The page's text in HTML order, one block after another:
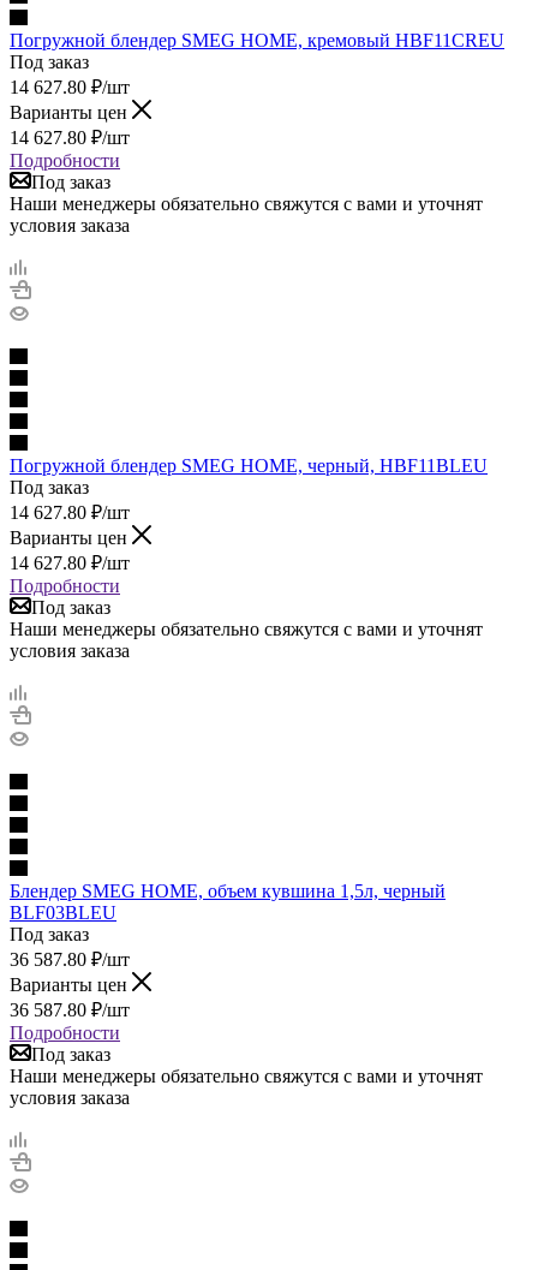
Погружной блендер SMEG HOME, кремовый HBF11CREU
Под заказ
14 627.80 ₽/шт
Варианты цен
14 627.80 ₽/шт
Подробности
Под заказ
Наши менеджеры обязательно свяжутся с вами и уточнят
условия заказа
Погружной блендер SMEG HOME, черный, HBF11BLEU
Под заказ
14 627.80 ₽/шт
Варианты цен
14 627.80 ₽/шт
Подробности
Под заказ
Наши менеджеры обязательно свяжутся с вами и уточнят
условия заказа
Блендер SMEG HOME, объем кувшина 1,5л, черный
BLF03BLEU
Под заказ
36 587.80 ₽/шт
Варианты цен
36 587.80 ₽/шт
Подробности
Под заказ
Наши менеджеры обязательно свяжутся с вами и уточнят
условия заказа